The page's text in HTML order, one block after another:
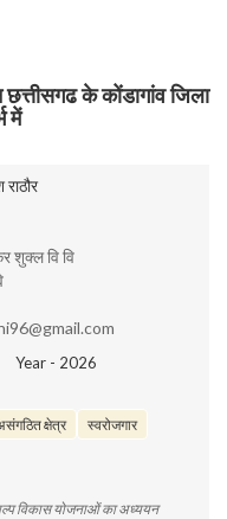
के कोंडागांव जिला
में
राठौर
शुक्ल वि वि
Year - 2026
क्षेत्र स्वरोजगार
विकास योजनाओं का अध्ययन